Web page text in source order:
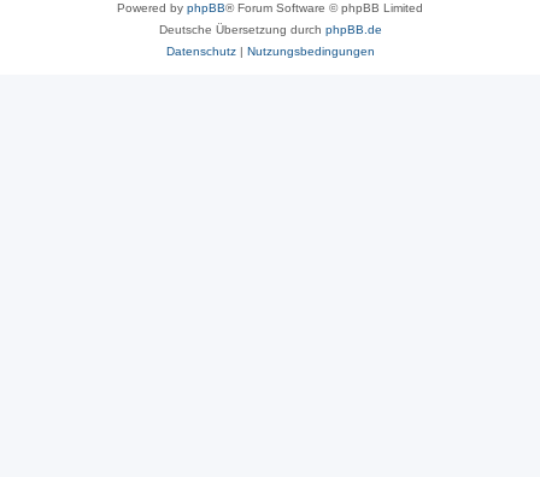
Powered by phpBB® Forum Software © phpBB Limited
Deutsche Übersetzung durch phpBB.de
Datenschutz| Nutzungsbedingungen